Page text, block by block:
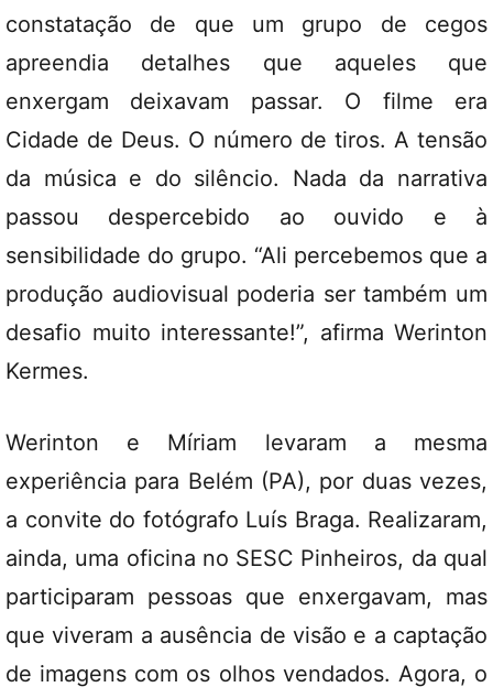
constatação de que um grupo de cegos
apreendia detalhes que aqueles que
enxergam deixavam passar. O filme era
Cidade de Deus. O número de tiros. A tensão
da música e do silêncio. Nada da narrativa
passou despercebido ao ouvido e à
sensibilidade do grupo. “Ali percebemos que a
produção audiovisual poderia ser também um
desafio muito interessante!”, afirma Werinton
Kermes.
Werinton e Míriam levaram a mesma
experiência para Belém (PA), por duas vezes,
a convite do fotógrafo Luís Braga. Realizaram,
ainda, uma oficina no SESC Pinheiros, da qual
participaram pessoas que enxergavam, mas
que viveram a ausência de visão e a captação
de imagens com os olhos vendados. Agora, o